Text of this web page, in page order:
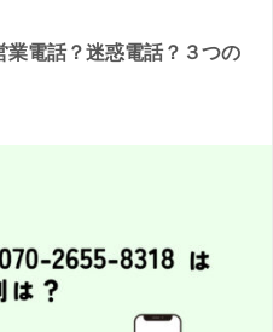
電話？迷惑電話？３つの